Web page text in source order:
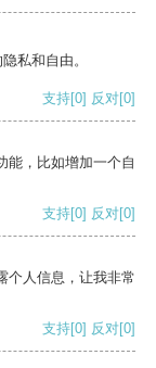
私和自由。
支持[0] 反对[0]
能，比如增加一个自
支持[0] 反对[0]
个人信息，让我非常
支持[0] 反对[0]